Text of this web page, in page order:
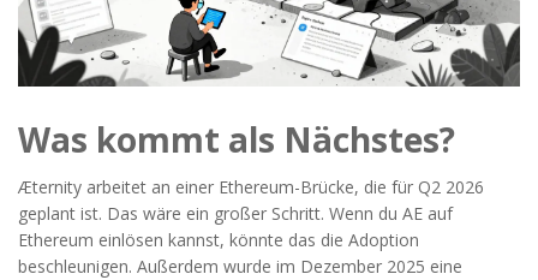
Was kommt als Nächstes?
Æternity arbeitet an einer Ethereum-Brücke, die für Q2 2026
geplant ist. Das wäre ein großer Schritt. Wenn du AE auf
Ethereum einlösen kannst, könnte das die Adoption
beschleunigen. Außerdem wurde im Dezember 2025 eine